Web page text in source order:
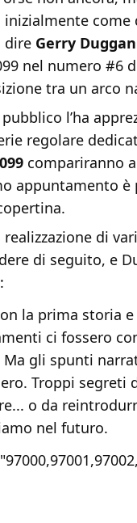
dire Gerry Duggan
nel numero #6
tra un arco
l’ha
regolare
compariranno
appuntamento
di
di seguito, e
la prima storia
ci fossero
gli spunti
Troppi segreti
o da
nel futuro.